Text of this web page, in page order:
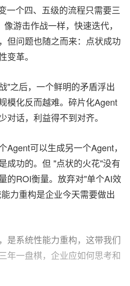
一个四、五级的流程只需要三
游击作战一样，快速迭代，
但问题也随之而来：点状成功
变革。
"之后，一个鲜明的矛盾浮出
模化反而越难。碎片化Agent
对话，利益得不到对齐。
Agent可以生成另一个Agent，
成功的。但 "点状的火花"没有
的ROI衡量。放弃对"单个AI效
力重构是企业今天需要做出
是系统性能力重构，这带我们
年一盘棋，企业应如何思考和